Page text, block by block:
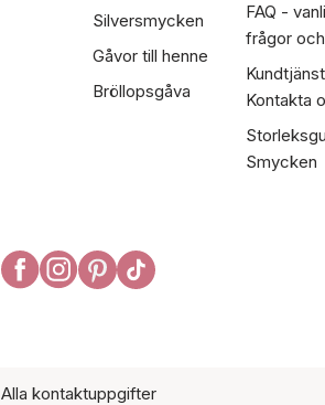
Silversmycken
Gåvor till henne
Bröllopsgåva
FAQ -
frågor
Kontakta
Smycken
Alla kontaktuppgifter